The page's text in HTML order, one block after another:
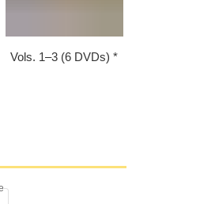
Vols. 1⁠–⁠3 (6 DVDs)